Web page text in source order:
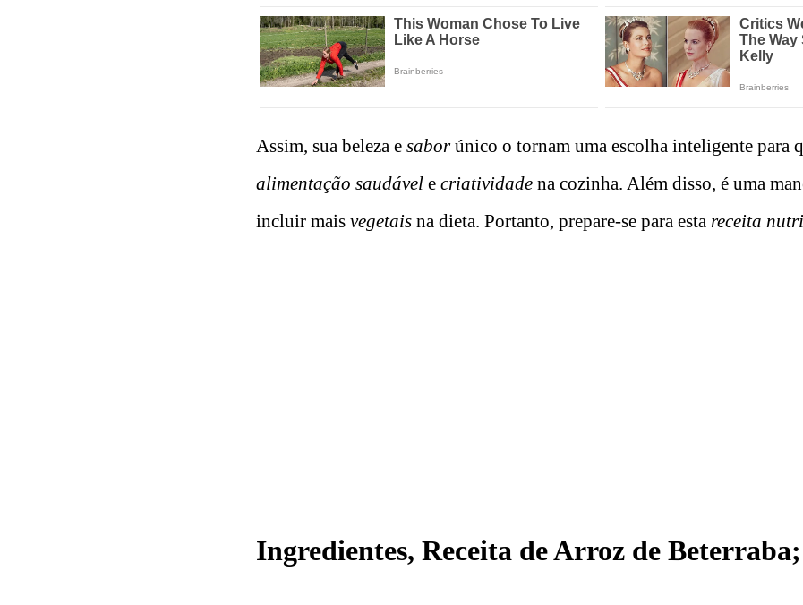
Assim, sua beleza e saborúnico o tornam uma escolha inteligente para
alimentação saudável e criatividade na cozinha. Além disso, é uma
incluir mais vegetais na dieta. Portanto, prepare-se para esta receita
Ingredientes, Receita de Arroz de Beterraba;